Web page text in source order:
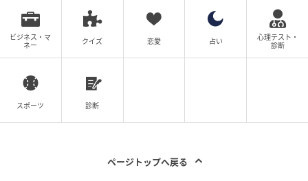
ビジネス・マ
ネー
クイズ 恋愛 占い
心理テスト・
診断
スポーツ 診断
ページトップへ戻る